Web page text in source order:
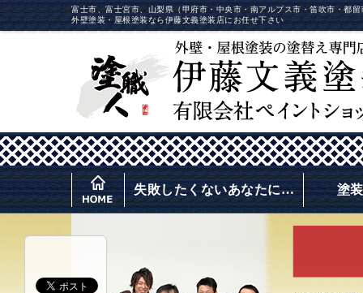
富士市、富士宮市、山梨県（甲府市・中央市・南アルプス市・笛吹市・都
外壁塗装・屋根塗装なら伊藤文義塗装店にお任せ下さい
失敗したくないあなたに… 塗